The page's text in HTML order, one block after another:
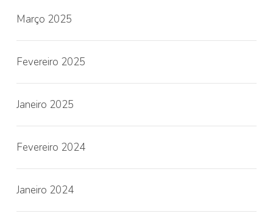
Março 2025
Fevereiro 2025
Janeiro 2025
Fevereiro 2024
Janeiro 2024